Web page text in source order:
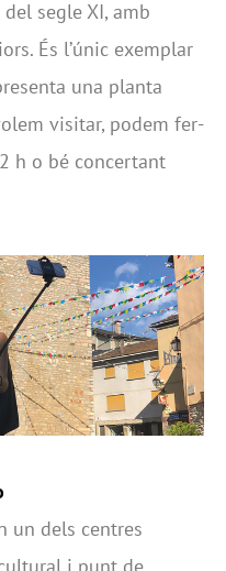
segle XI, amb
És l’únic exemplar
una planta
visitar, podem fer-
h o bé concertant
un dels centres
i punt de